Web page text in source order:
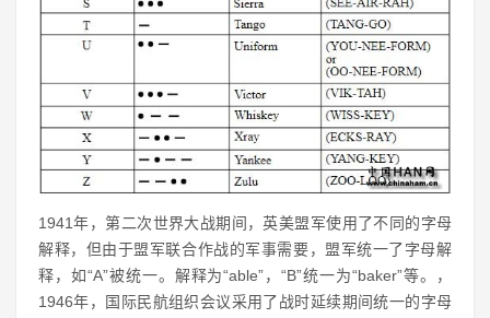
1941年，第二次世界大战期间，英美盟军使用了不同的字母
解释，但由于盟军联合作战的军事需要，盟军统一了字母解
释，如“A”被统一。解释为“able”，“B”统一为“baker”等。，
1946年，国际民航组织会议采用了战时延续期间统一的字母